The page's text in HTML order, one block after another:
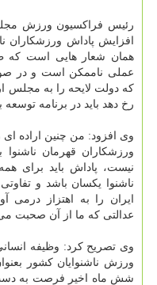
رئیس فراکسیون ورزش
افزایش پاداش ورزشکاران
همان شعار هایی است که
عملی ناممکن است و در
که دولت لایحه را به مجلس
رخ دهد باید در برنامه
وی افزود: من چنین اراده
نیست، پاداش باید برای
ناشنوا یکسان باشد و
ایران را به اهتزاز درمی
عدالتی که ما از آن صحبت
وی تصریح کرد: وظیفه
ورزش ناشنوایان کشور
شش ماه اخیر فرصت به دست